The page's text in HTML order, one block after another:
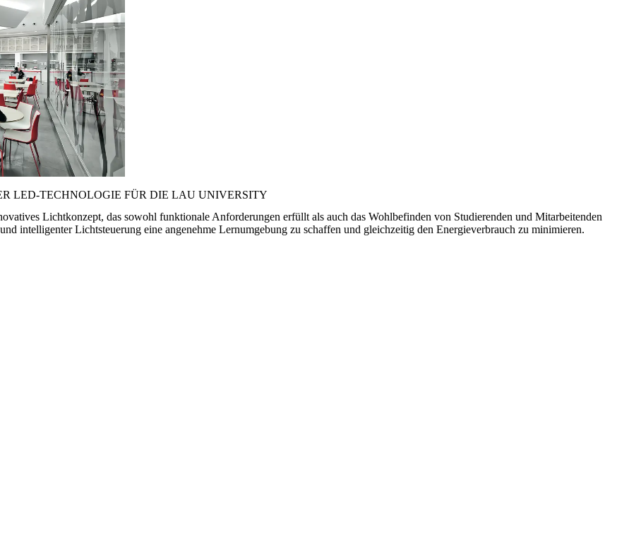
LED-TECHNOLOGIE FÜR DIE LAU UNIVERSITY
Lichtkonzept, das sowohl funktionale Anforderungen erfüllt als auch das Wohlbefinden von Studierenden und Mitarbeitenden
intelligenter Lichtsteuerung eine angenehme Lernumgebung zu schaffen und gleichzeitig den Energieverbrauch zu minimieren.